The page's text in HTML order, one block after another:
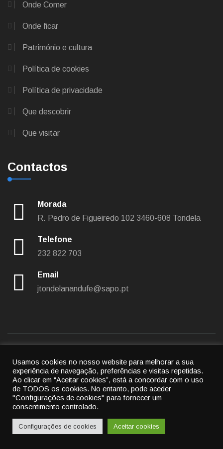
Onde Comer
Onde ficar
Património e cultura
Política de cookies
Política de privacidade
Que descobrir
Que visitar
Contactos
Morada
R. Pedro de Figueiredo 102 3460-608 Tondela
Telefone
232 822 703
Email
jtondelanandufe@sapo.pt
Política de privacidade|Política de cookies
© 2022 União das freguesias de Tondela e Nandufe
All rights reserved.
By
Cubic Atrium
Usamos cookies no nosso website para melhorar a sua
experiência de navegação, preferências e visitas repetidas.
Ao clicar em “Aceitar cookies”, está a concordar com o uso
de TODOS os cookies. No entanto, pode aceder
"Configurações de cookies" para fornecer um
consentimento controlado.
Configurações de cookies Aceitar cookies